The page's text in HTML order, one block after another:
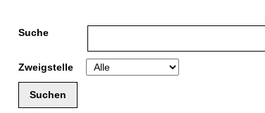
Suche
Zweigstelle